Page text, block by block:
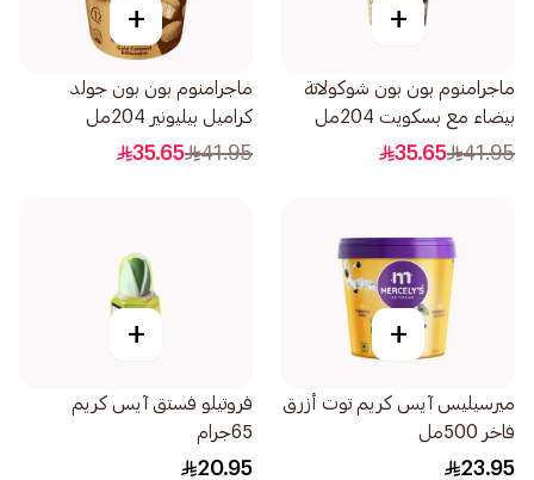
+
ماجرامنوم بون بون شوكولاتة
بيضاء مع بسكويت 204مل
41.95
35.65
+
ماجرامنوم بون بون جولد
كراميل بيليونير 204مل
41.95
35.65
+
ميرسيليس آيس كريم توت أزرق
فاخر 500مل
23.95
+
فروتيلو فستق آيس كريم
65جرام
20.95